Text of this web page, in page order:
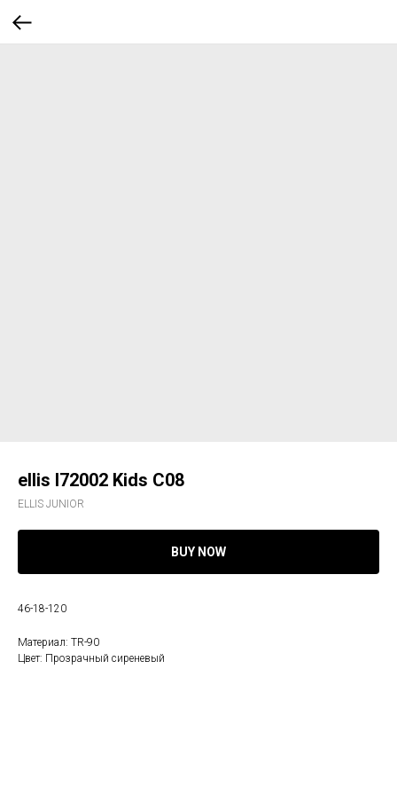
ellis l72002 Kids C08
ELLIS JUNIOR
BUY NOW
46-18-120
Материал: TR-90
Цвет: Прозрачный сиреневый